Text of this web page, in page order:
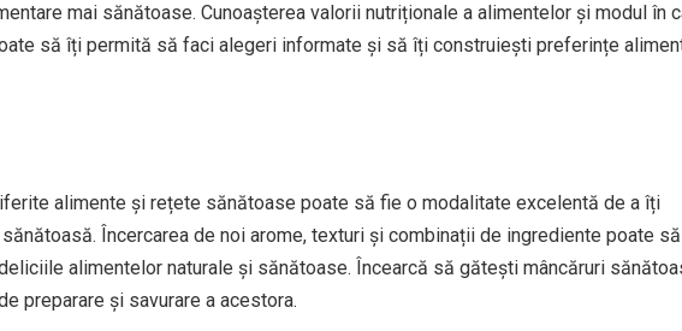
mai sănătoase. Cunoașterea valorii nutriționale a alimentelor și modul în
să îți permită să faci alegeri informate și să îți construiești preferințe
alimente și rețete sănătoase poate să fie o modalitate excelentă de a îți
Încercarea de noi arome, texturi și combinații de ingrediente poate
alimentelor naturale și sănătoase. Încearcă să gătești mâncăruri
preparare și savurare a acestora.